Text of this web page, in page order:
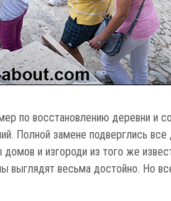
по восстановлению деревни и
Полной замене подверглись
и изгороди из того же
весьма достойно. Но